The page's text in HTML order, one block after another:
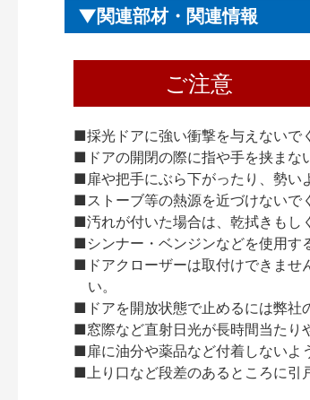
関連部材・関連情報
ご注意
■採光ドアに強い衝撃を与えないで
■ドアの開閉の際に指や手を挟まな
■扉や把手にぶら下がったり、勢い
■ストーブ等の熱源を近づけないで
■汚れが付いた場合は、乾拭きもし
■シンナー・ベンジンなどを使用す
■ドアクローザーは取付けできませ
い。
■ドアを開放状態で止めるには弊社
■窓際など直射日光が長時間当たり
■扉に油分や薬品など付着しないよ
■上り口など段差のあるところに引